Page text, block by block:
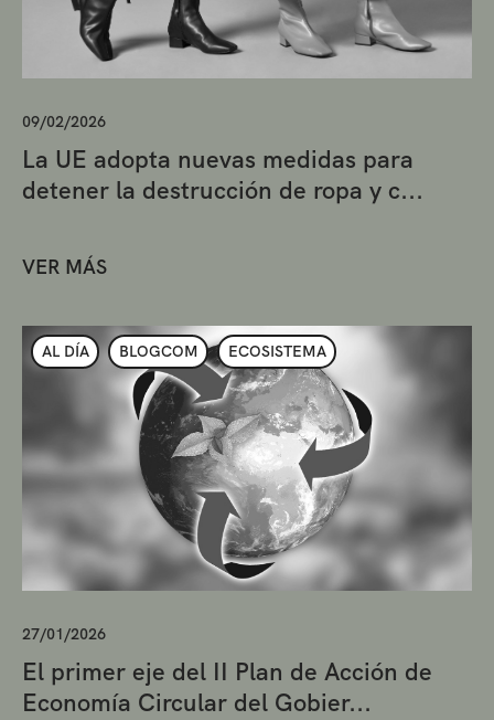
09/02/2026
La UE adopta nuevas medidas para
detener la destrucción de ropa y c...
VER MÁS
AL DÍA BLOGCOM ECOSISTEMA
27/01/2026
El primer eje del II Plan de Acción de
Economía Circular del Gobier...